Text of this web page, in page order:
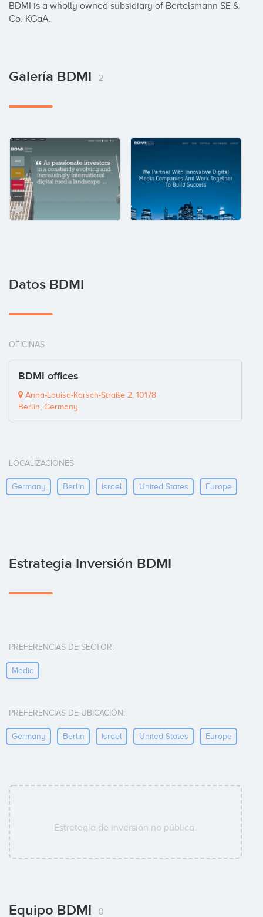
BDMI is a wholly owned subsidiary of Bertelsmann SE &
Co. KGaA.
Galería BDMI 2
Datos BDMI
OFICINAS
BDMI offices
Anna-Louisa-Karsch-Straße 2, 10178
Berlin, Germany
LOCALIZACIONES
Germany Berlin Israel United States Europe
Estrategia Inversión BDMI
PREFERENCIAS DE SECTOR:
Media
PREFERENCIAS DE UBICACIÓN:
Germany Berlin Israel United States Europe
Estretegía de inversión no pública.
Equipo BDMI 0